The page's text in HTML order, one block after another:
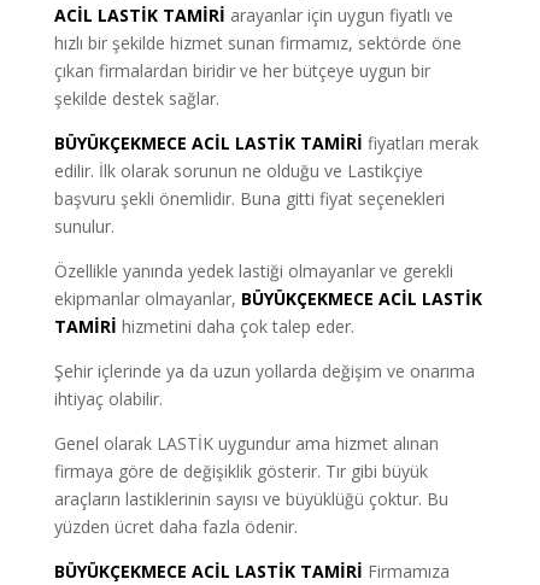
ACİL LASTİK TAMİRİ arayanlar için uygun fiyatlı ve
hızlı bir şekilde hizmet sunan firmamız, sektörde öne
çıkan firmalardan biridir ve her bütçeye uygun bir
şekilde destek sağlar.
BÜYÜKÇEKMECE ACİL LASTİK TAMİRİ fiyatları merak
edilir. İlk olarak sorunun ne olduğu ve Lastikçiye
başvuru şekli önemlidir. Buna gitti fiyat seçenekleri
sunulur.
Özellikle yanında yedek lastiği olmayanlar ve gerekli
ekipmanlar olmayanlar, BÜYÜKÇEKMECE ACİL LASTİK
TAMİRİ hizmetini daha çok talep eder.
Şehir içlerinde ya da uzun yollarda değişim ve onarıma
ihtiyaç olabilir.
Genel olarak LASTİK uygundur ama hizmet alınan
firmaya göre de değişiklik gösterir. Tır gibi büyük
araçların lastiklerinin sayısı ve büyüklüğü çoktur. Bu
yüzden ücret daha fazla ödenir.
BÜYÜKÇEKMECE ACİL LASTİK TAMİRİ Firmamıza